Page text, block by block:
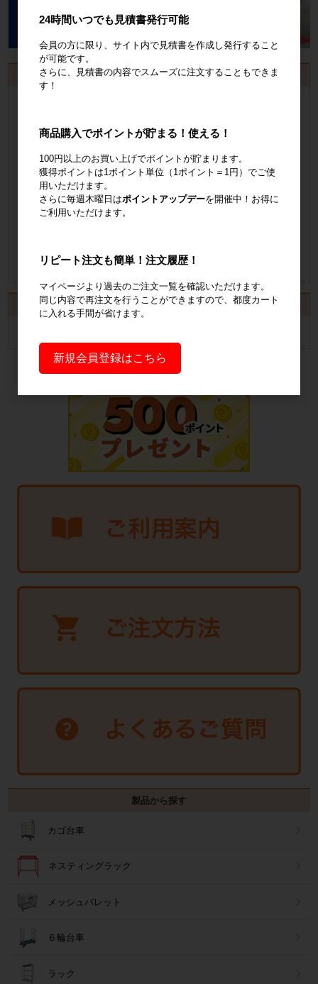
お見積書・納品書発行のご案内
会員登録はこちら
見積書の発行手順についてご案内
見積書発行手順について
納品書発行手順について
カート
製品から探す
カゴ台車
ネスティングラック
メッシュパレット
６輪台車
ラック
24時間いつでも見積書発行可能
会員の方に限り、サイト内で見積書を作成し発行すること
が可能です。
さらに、見積書の内容でスムーズに注文することもできま
す！
商品購入でポイントが貯まる！使える！
100円以上のお買い上げでポイントが貯まります。
獲得ポイントは1ポイント単位（1ポイント＝1円）でご使
用いただけます。
さらに毎週木曜日はポイントアップデーを開催中！お得に
ご利用いただけます。
リピート注文も簡単！注文履歴！
マイページより過去のご注文一覧を確認いただけます。
同じ内容で再注文を行うことができますので、都度カート
に入れる手間が省けます。
新規会員登録はこちら